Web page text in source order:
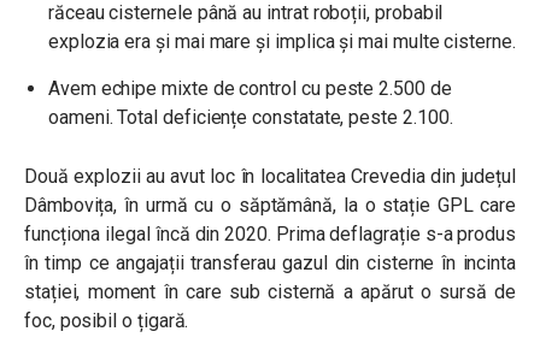
răceau cisternele până au intrat roboții, probabil
explozia era și mai mare și implica și mai multe cisterne.
Avem echipe mixte de control cu peste 2.500 de
oameni. Total deficiențe constatate, peste 2.100.
Două explozii au avut loc în localitatea Crevedia din județul
Dâmbovița, în urmă cu o săptămână, la o stație GPL care
funcționa ilegal încă din 2020. Prima deflagrație s-a produs
în timp ce angajații transferau gazul din cisterne în incinta
stației, moment în care sub cisternă a apărut o sursă de
foc, posibil o țigară.